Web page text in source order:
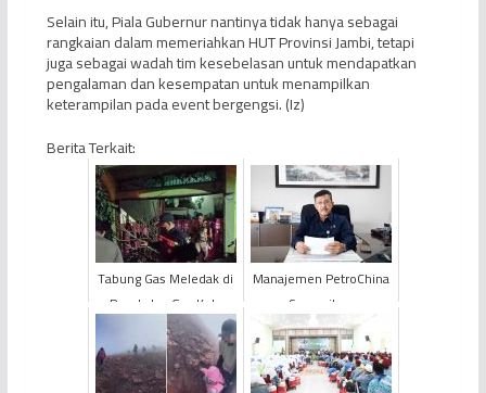
Selain itu, Piala Gubernur nantinya tidak hanya sebagai
rangkaian dalam memeriahkan HUT Provinsi Jambi, tetapi
juga sebagai wadah tim kesebelasan untuk mendapatkan
pengalaman dan kesempatan untuk menampilkan
keterampilan pada event bergengsi. (Iz)
Berita Terkait:
Tabung Gas Meledak di
Pangkalan Gas Kota
Jambi
Manajemen PetroChina
Sampaikan
Belasungkawa, Jenazah
Korban Kecelakaan
Kerja di Sumur...